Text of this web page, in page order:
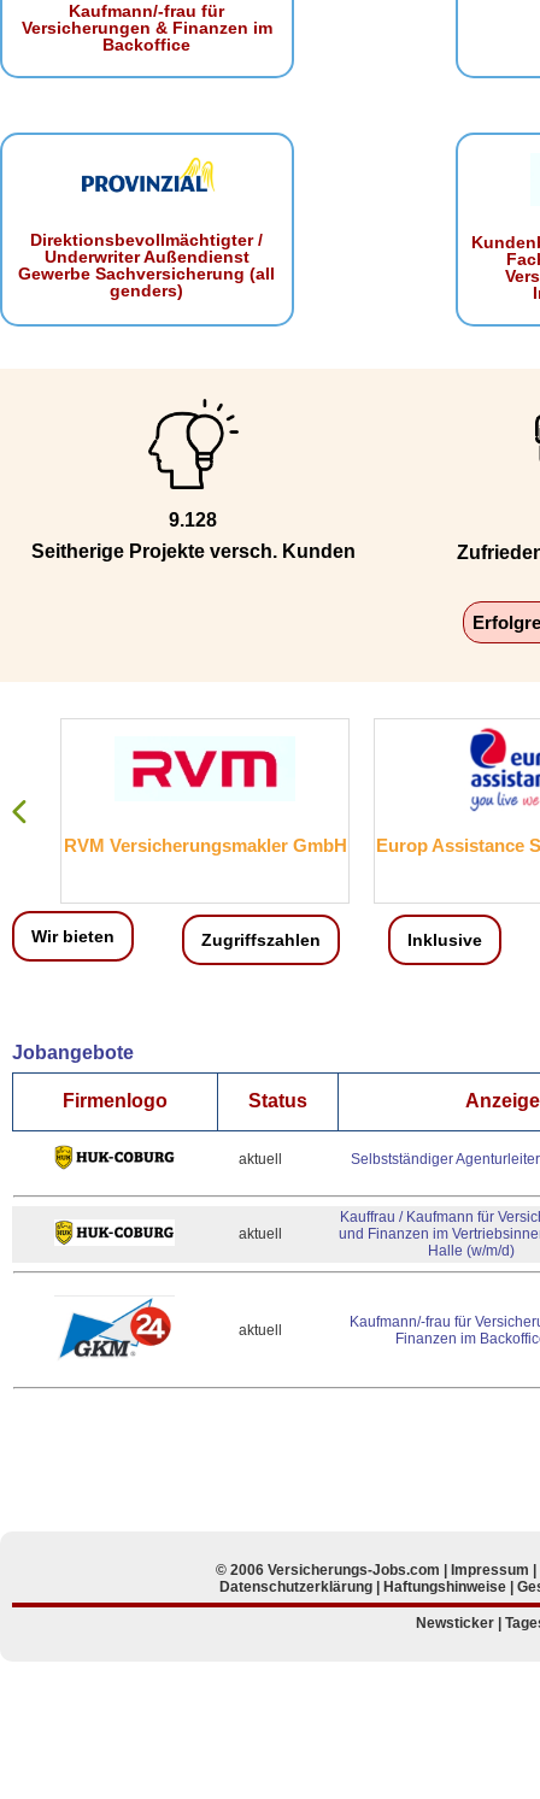
Kaufmann/-frau für
Versicherungen & Finanzen im
Backoffice
Direktionsbevollmächtigter /
Underwriter Außendienst
Gewerbe Sachversicherung (all
genders)
9.128
Seitherige Projekte versch. Kunden
GmbH Europ Assistance Services GmbH
Wir bieten Zugriffszahlen Inklusive
Jobangebote
Firmenlogo Status
aktuell Selbstständiger
aktuell
Kauffrau / Kaufmann für
und Finanzen im
Halle (w/m/d)
aktuell
Kaufmann/-frau für
Finanzen im
© 2006 Versicherungs-Jobs.com | Impressum
Datenschutzerklärung
Haftungshinweise
Newsticker |